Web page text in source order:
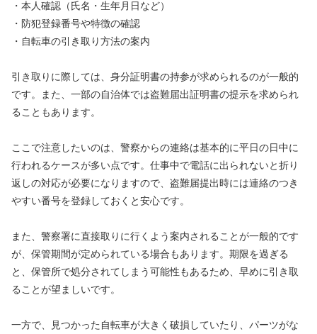
・本人確認（氏名・生年月日など）
・防犯登録番号や特徴の確認
・自転車の引き取り方法の案内
引き取りに際しては、身分証明書の持参が求められるのが一般的
です。また、一部の自治体では盗難届出証明書の提示を求められ
ることもあります。
ここで注意したいのは、警察からの連絡は基本的に平日の日中に
行われるケースが多い点です。仕事中で電話に出られないと折り
返しの対応が必要になりますので、盗難届提出時には連絡のつき
やすい番号を登録しておくと安心です。
また、警察署に直接取りに行くよう案内されることが一般的です
が、保管期間が定められている場合もあります。期限を過ぎる
と、保管所で処分されてしまう可能性もあるため、早めに引き取
ることが望ましいです。
一方で、見つかった自転車が大きく破損していたり、パーツがな